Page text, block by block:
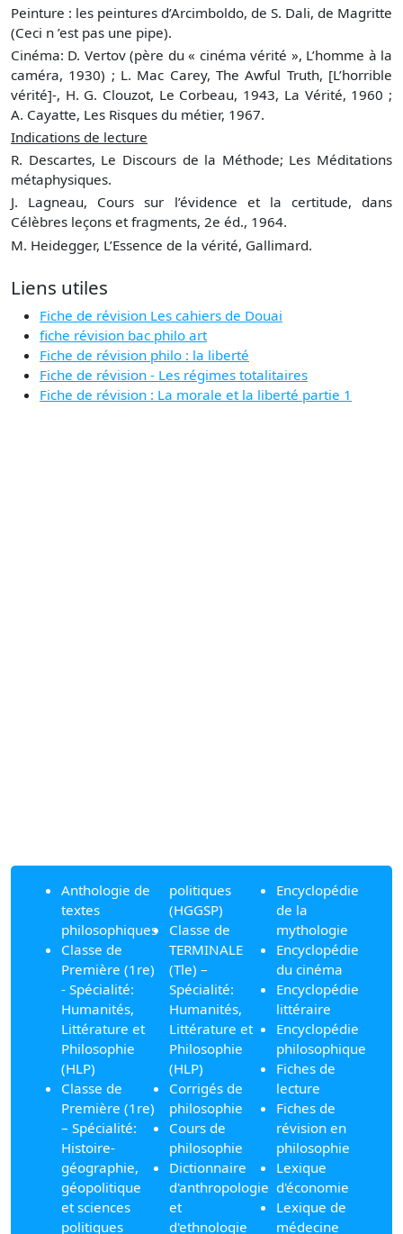
Peinture : les peintures d’Arcimboldo, de S. Dali, de Magritte
(Ceci n ’est pas une pipe).
Cinéma: D. Vertov (père du « cinéma vérité », L’homme à la
caméra, 1930) ; L. Mac Carey, The Awful Truth, [L’horrible
vérité]-, H. G. Clouzot, Le Corbeau, 1943, La Vérité, 1960 ;
A. Cayatte, Les Risques du métier, 1967.
Indications de lecture
R. Descartes, Le Discours de la Méthode; Les Méditations
métaphysiques.
J. Lagneau, Cours sur l’évidence et la certitude, dans
Célèbres leçons et fragments, 2e éd., 1964.
M. Heidegger, L’Essence de la vérité, Gallimard.
Liens utiles
Fiche de révision Les cahiers de Douai
fiche révision bac philo art
Fiche de révision philo : la liberté
Fiche de révision - Les régimes totalitaires
Fiche de révision : La morale et la liberté partie 1
Anthologie de
textes
philosophiques
Classe de
Première (1re)
- Spécialité:
Humanités,
Littérature et
Philosophie
(HLP)
Classe de
Première (1re)
– Spécialité:
Histoire-
géographie,
géopolitique
et sciences
politiques
politiques
(HGGSP)
Classe de
TERMINALE
(Tle) –
Spécialité:
Humanités,
Littérature et
Philosophie
(HLP)
Corrigés de
philosophie
Cours de
philosophie
Dictionnaire
d'anthropologie
et
d'ethnologie
Encyclopédie
de la
mythologie
Encyclopédie
du cinéma
Encyclopédie
littéraire
Encyclopédie
philosophique
Fiches de
lecture
Fiches de
révision en
philosophie
Lexique
d'économie
Lexique de
médecine